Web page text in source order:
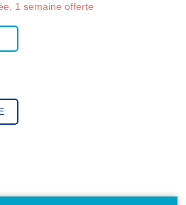
1 semaine offerte